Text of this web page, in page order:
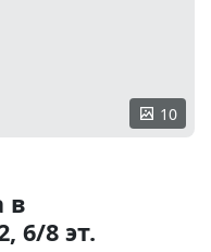
10
в
6/8 эт.